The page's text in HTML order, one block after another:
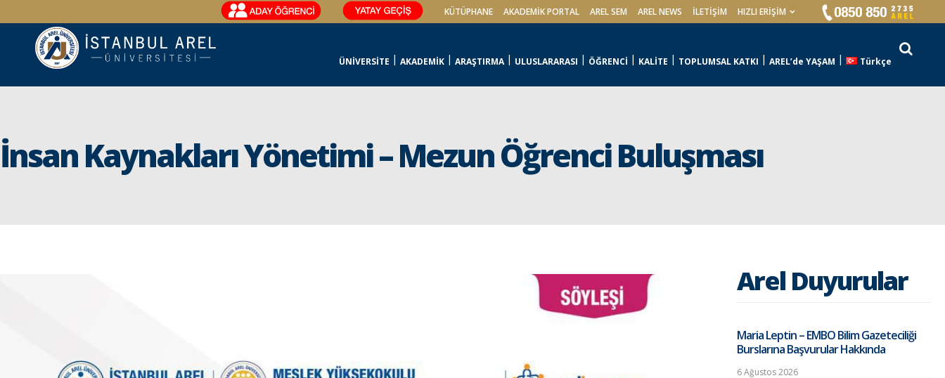
KÜTÜPHANE AKADEMİK PORTAL AREL SEM AREL NEWS İLETIŞIM HIZLI ERİŞİM
ÜNİVERSİTE AKADEMİK ARAŞTIRMA ULUSLARARASI ÖĞRENCİ KALİTE TOPLUMSAL KATKI AREL’de YAŞAM Türkçe
İnsan Kaynakları Yönetimi – Mezun Öğrenci Buluşması
Arel Duyurular
Maria Leptin – EMBO Bilim Gazeteciliği
Burslarına Başvurular Hakkında
6 Ağustos 2026